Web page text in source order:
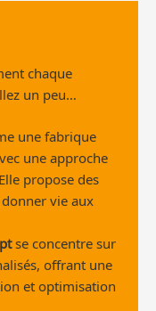
chaque
un peu…
une fabrique
une approche
propose des
vie aux
se concentre sur
offrant une
et optimisation